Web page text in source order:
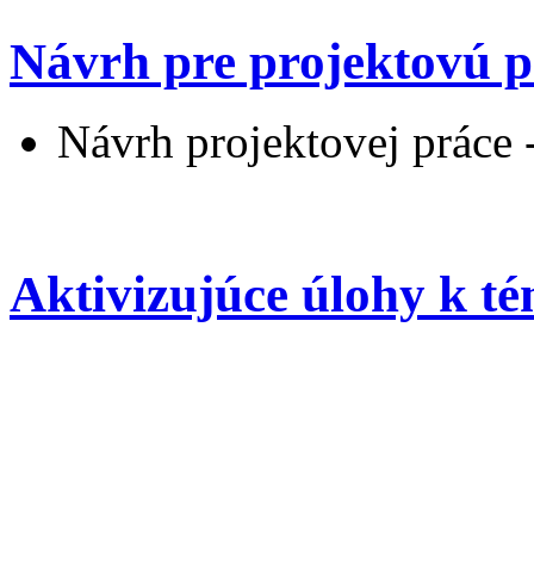
Návrh pre projektovú
Návrh projektovej práce
Aktivizujúce úlohy k